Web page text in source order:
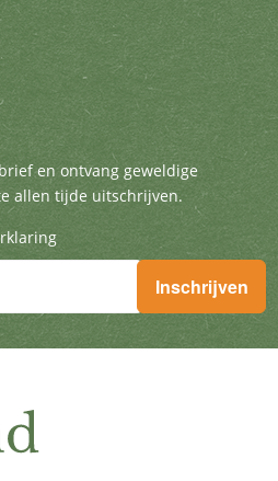
nieuwsbrief en ontvang
en ontvang geweldige
allen tijde uitschrijven.
en ontvang geweldige
Inschrijven